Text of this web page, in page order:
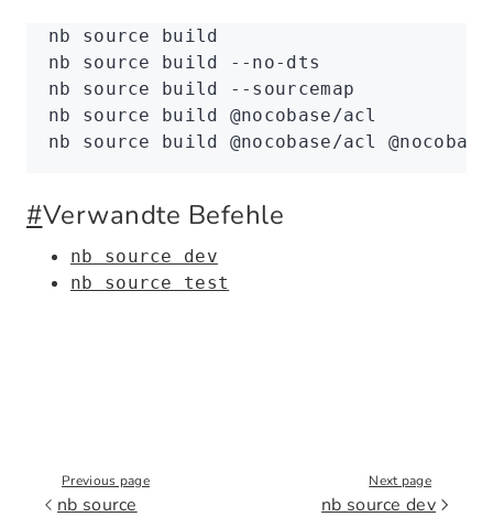
nb source build
nb source build --no-dts
nb source build --sourcemap
nb source build @nocobase/acl
nb source build @nocobase/acl
#Verwandte Befehle
nb source dev
nb source test
Previous page
nb source
Next page
nb source dev